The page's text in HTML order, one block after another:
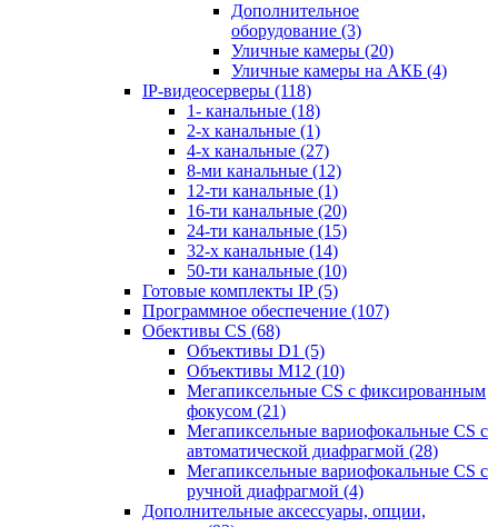
Дополнительное
оборудование (3)
Уличные камеры (20)
Уличные камеры на АКБ (4)
IP-видеосерверы (118)
1- канальные (18)
2-х канальные (1)
4-х канальные (27)
8-ми канальные (12)
12-ти канальные (1)
16-ти канальные (20)
24-ти канальные (15)
32-х канальные (14)
50-ти канальные (10)
Готовые комплекты IP (5)
Программное обеспечение (107)
Обективы CS (68)
Объективы D1 (5)
Объективы M12 (10)
Мегапиксельные CS c фиксированным
фокусом (21)
Мегапиксельные вариофокальные CS c
автоматической диафрагмой (28)
Мегапиксельные вариофокальные CS c
ручной диафрагмой (4)
Дополнительные аксессуары, опции,